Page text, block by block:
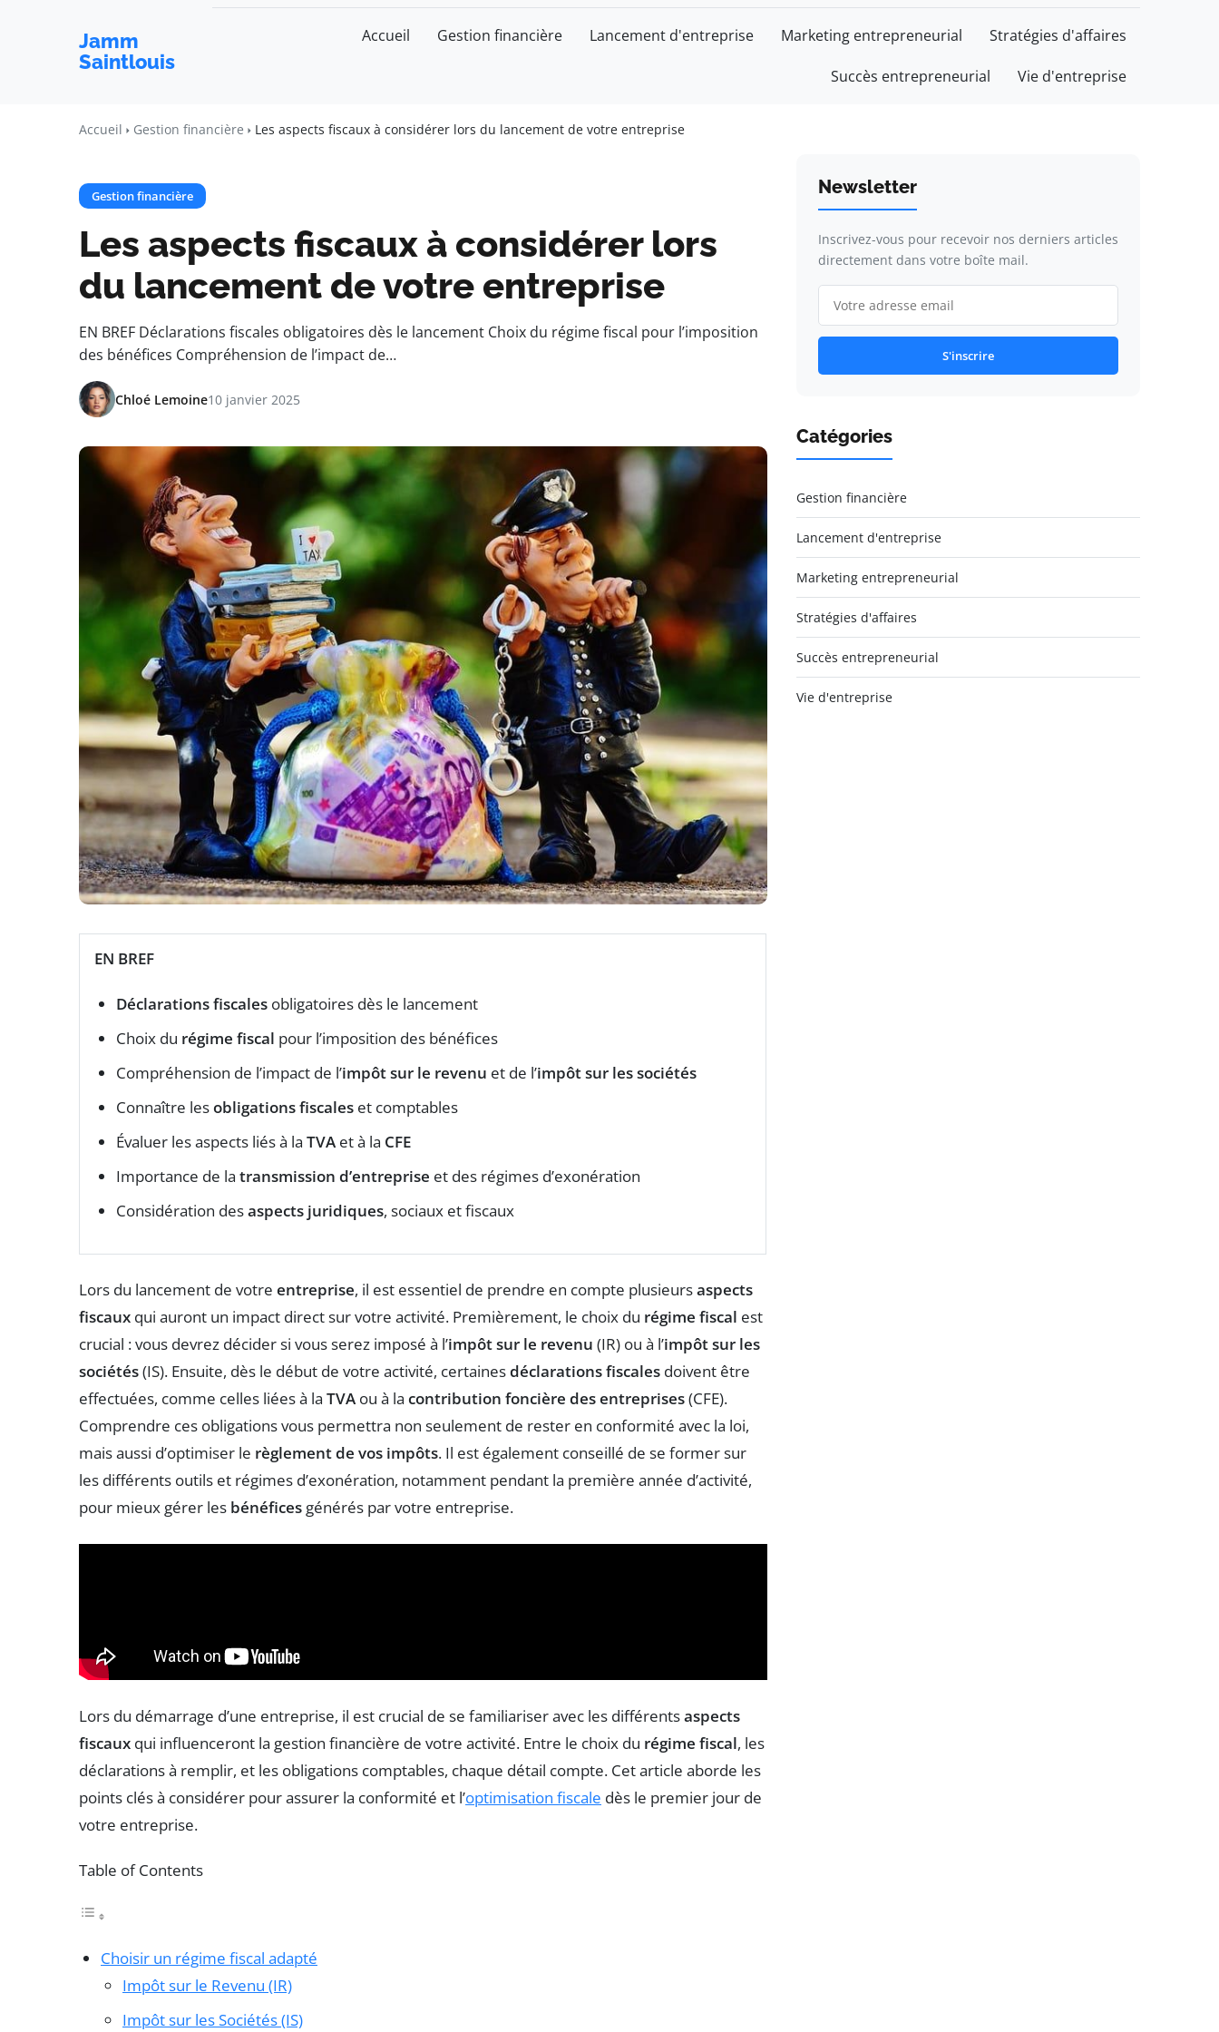
Jamm
Saintlouis
Accueil Gestion financière Lancement d'entreprise Marketing entrepreneurial Stratégies d'affaires
Succès entrepreneurial Vie d'entreprise
Accueil Gestion financière Les aspects fiscaux à considérer lors du lancement de votre entreprise
Gestion financière
Les aspects fiscaux à considérer lors
du lancement de votre entreprise
EN BREF Déclarations fiscales obligatoires dès le lancement Choix du régime fiscal pour l’imposition
des bénéfices Compréhension de l’impact de…
Chloé Lemoine10 janvier 2025
EN BREF
Déclarations fiscales obligatoires dès le lancement
Choix du régime fiscal pour l’imposition des bénéfices
Compréhension de l’impact de l’impôt sur le revenu et de l’impôt sur les sociétés
Connaître lesobligations fiscales et comptables
Évaluer les aspects liés à la TVA et à la CFE
Importance de la transmission d’entreprise et des régimes d’exonération
Considération desaspects juridiques, sociaux et fiscaux
Lors du lancement de votre entreprise, il est essentiel de prendre en compte plusieursaspects
fiscaux qui auront un impact direct sur votre activité. Premièrement, le choix du régime fiscal est
crucial : vous devrez décider si vous serez imposé à l’impôt sur le revenu (IR) ou à l’impôt sur les
sociétés(IS). Ensuite, dès le début de votre activité, certainesdéclarations fiscales doivent être
effectuées, comme celles liées à la TVA ou à la contribution foncière des entreprises(CFE).
Comprendre ces obligations vous permettra non seulement de rester en conformité avec la loi,
mais aussi d’optimiser le règlement de vos impôts. Il est également conseillé de se former sur
les différents outils et régimes d’exonération, notamment pendant la première année d’activité,
pour mieux gérer les bénéfices générés par votre entreprise.
Lors du démarrage d’une entreprise, il est crucial de se familiariser avec les différentsaspects
fiscaux qui influenceront la gestion financière de votre activité. Entre le choix du régime fiscal, les
déclarations à remplir, et les obligations comptables, chaque détail compte. Cet article aborde les
points clés à considérer pour assurer la conformité et l’optimisation fiscale dès le premier jour de
votre entreprise.
Table of Contents
Choisir un régime fiscal adapté
Impôt sur le Revenu (IR)
Impôt sur les Sociétés (IS)
Newsletter
Inscrivez-vous pour recevoir nos derniers articles
directement dans votre boîte mail.
S'inscrire
Catégories
Gestion financière
Lancement d'entreprise
Marketing entrepreneurial
Stratégies d'affaires
Succès entrepreneurial
Vie d'entreprise